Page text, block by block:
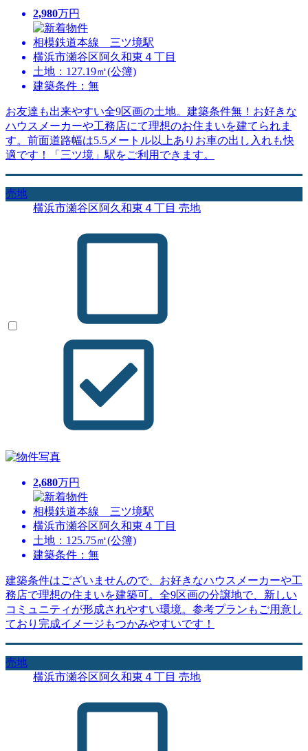
2,980万円
相模鉄道本線 三ツ境駅
横浜市瀬谷区阿久和東４丁目
土地：127.19㎡(公簿)
建築条件：無
お友達も出来やすい全9区画の土地。建築条件無！お好きな
ハウスメーカーや工務店にて理想のお住まいを建てられま
す。前面道路幅は5.5メートル以上ありお車の出し入れも快
適です！「三ツ境」駅をご利用できます。
売地
横浜市瀬谷区阿久和東４丁目 売地
2,680万円
相模鉄道本線 三ツ境駅
横浜市瀬谷区阿久和東４丁目
土地：125.75㎡(公簿)
建築条件：無
建築条件はございませんので、お好きなハウスメーカーや工
務店で理想の住まいを建築可。全9区画の分譲地で、新しい
コミュニティが形成されやすい環境。参考プランもご用意し
ており完成イメージもつかみやすいです！
売地
横浜市瀬谷区阿久和東４丁目 売地